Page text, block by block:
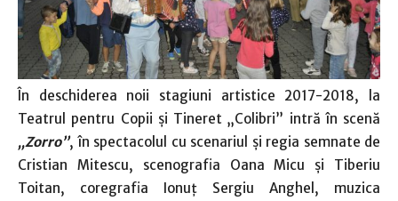
În deschiderea noii stagiuni artistice 2017-2018, la
Teatrul pentru Copii şi Tineret „Colibri” intră în scenă
„Zorro”, în spectacolul cu scenariul şi regia semnate de
Cristian Mitescu, scenografia Oana Micu şi Tiberiu
Toitan, coregrafia Ionuţ Sergiu Anghel, muzica